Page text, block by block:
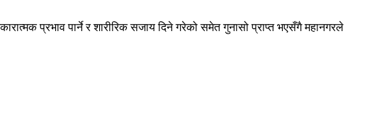
प्रभाव पार्ने र शारीरिक सजाय दिने गरेको समेत गुनासो प्राप्त भएसँगै महानगरले